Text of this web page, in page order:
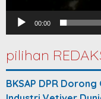
00:00
pilihan
BKSAP DPR